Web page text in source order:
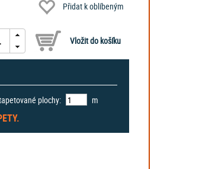
Přidat k oblíbeným
plochy: m